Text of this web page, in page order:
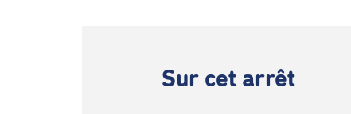
Sur cet arrêt